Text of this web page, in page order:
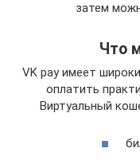
затем
Что
VK pay имеет
оплатить
Виртуальный